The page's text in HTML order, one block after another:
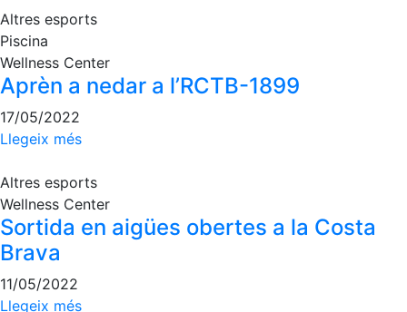
Activitats
dirigides
Piscina
Normativa
Restaurants
Restaurant
L'Snack
Casa Arilla
Altres esports
Piscina
Wellness Center
Aprèn a nedar a l’RCTB-1899
17/05/2022
Llegeix més
Altres esports
Wellness Center
Sortida en aigües obertes a la Costa
Brava
11/05/2022
Llegeix més